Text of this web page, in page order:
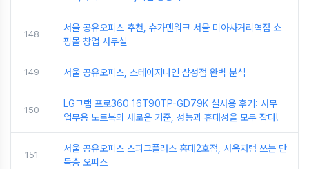
148
서울 공유오피스 추천, 슈가맨워크 서울 미아사거리역점 쇼
핑몰 창업 사무실
149 서울 공유오피스, 스테이지나인 삼성점 완벽 분석
150
LG그램 프로360 16T90TP-GD79K 실사용 후기: 사무
업무용 노트북의 새로운 기준, 성능과 휴대성을 모두 잡다!
151
서울 공유오피스 스파크플러스 홍대2호점, 사옥처럼 쓰는 단
독층 오피스